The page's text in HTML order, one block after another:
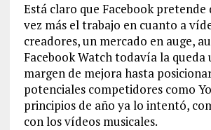
Está claro que Facebook pretende
vez más el trabajo en cuanto a
creadores, un mercado en auge,
Facebook Watch todavía la
margen de mejora hasta
potenciales competidores como
principios de año ya lo intentó,
con los vídeos musicales.